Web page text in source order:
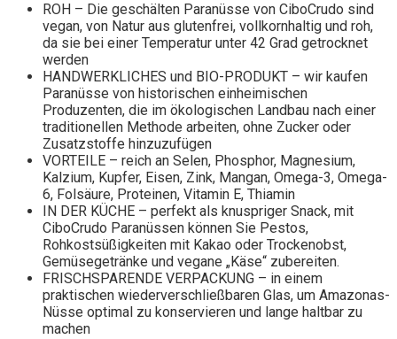
ROH – Die geschälten Paranüsse von CiboCrudo sind
vegan, von Natur aus glutenfrei, vollkornhaltig und roh,
da sie bei einer Temperatur unter 42 Grad getrocknet
werden
HANDWERKLICHES und BIO-PRODUKT – wir kaufen
Paranüsse von historischen einheimischen
Produzenten, die im ökologischen Landbau nach einer
traditionellen Methode arbeiten, ohne Zucker oder
Zusatzstoffe hinzuzufügen
VORTEILE – reich an Selen, Phosphor, Magnesium,
Kalzium, Kupfer, Eisen, Zink, Mangan, Omega-3, Omega-
6, Folsäure, Proteinen, Vitamin E, Thiamin
IN DER KÜCHE – perfekt als knuspriger Snack, mit
CiboCrudo Paranüssen können Sie Pestos,
Rohkostsüßigkeiten mit Kakao oder Trockenobst,
Gemüsegetränke und vegane „Käse“ zubereiten.
FRISCHSPARENDE VERPACKUNG – in einem
praktischen wiederverschließbaren Glas, um Amazonas-
Nüsse optimal zu konservieren und lange haltbar zu
machen